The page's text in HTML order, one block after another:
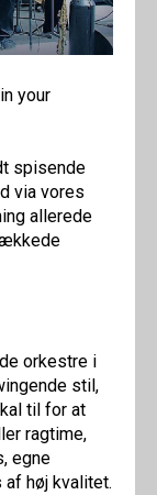
your
spisende
via vores
allerede
orkestre i
stil,
til for at
ragtime,
egne
høj kvalitet.